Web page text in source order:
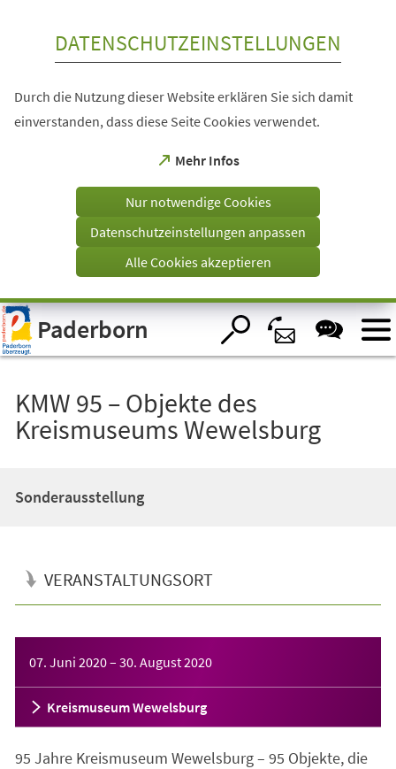
Visuelle
Assistenzsoftware
öffnen.
DATENSCHUTZEINSTELLUNGEN
Durch die Nutzung dieser Website erklären Sie sich damit
einverstanden, dass diese Seite Cookies verwendet.
Mehr Infos
(Öffnet
einem
Tab)
Nur notwendige Cookies
Datenschutzeinstellungen anpassen
Alle Cookies akzeptieren
Paderborn
KMW 95 – Objekte des
Kreismuseums Wewelsburg
Sonderausstellung
VERANSTALTUNGSORT
07. Juni 2020– 30. August 2020
Kreismuseum Wewelsburg
95 Jahre Kreismuseum Wewelsburg – 95 Objekte, die